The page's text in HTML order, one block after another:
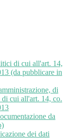
di cui all'art. 14,
(da pubblicare in
di
cui all'art. 14, co.
da
dei dati